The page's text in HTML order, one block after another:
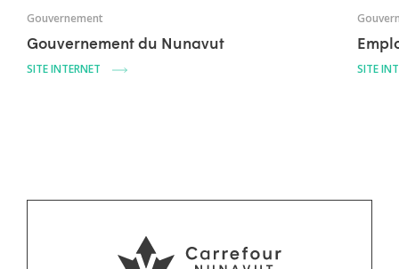
Gouvernement
Gouvernement du Nunavut
SITE INTERNET
SITE